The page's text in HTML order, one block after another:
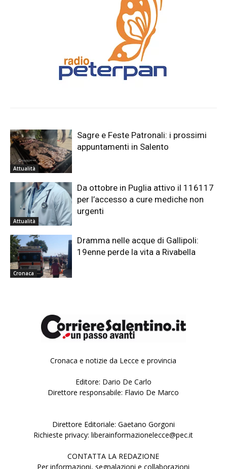
Attualità
Sagre e Feste Patronali: i prossimi
appuntamenti in Salento
Attualità
Da ottobre in Puglia attivo il 116117
per l’accesso a cure mediche non
urgenti
Cronaca
Dramma nelle acque di Gallipoli:
19enne perde la vita a Rivabella
Cronaca e notizie da Lecce e provincia
Editore: Dario De Carlo
Direttore responsabile: Flavio De Marco
Direttore Editoriale: Gaetano Gorgoni
Richieste privacy: liberainformazionelecce@pec.it
CONTATTA LA REDAZIONE
Per informazioni, segnalazioni e collaborazioni